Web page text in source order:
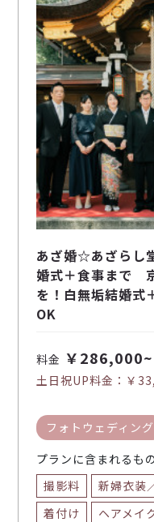
あざ婚☆あざらし
婚式＋食事まで
を！白無垢結婚
OK
料金 ￥286,000~
土日祝UP料金： ￥
フォトウェディング
プランに含まれるも
撮影料
新婦衣装
着付け
ヘアメイ